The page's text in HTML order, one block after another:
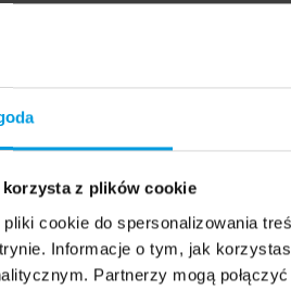
z plików cookie
cookie do spersonalizowania
Informacje o tym, jak
Partnerzy mogą